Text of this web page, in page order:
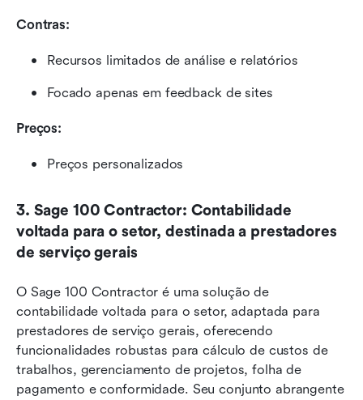
Contras:
Recursos limitados de análise e relatórios
Focado apenas em feedback de sites
Preços:
Preços personalizados
3. Sage 100 Contractor: Contabilidade
voltada para o setor, destinada a prestadores
de serviço gerais
O Sage 100 Contractor é uma solução de
contabilidade voltada para o setor, adaptada para
prestadores de serviço gerais, oferecendo
funcionalidades robustas para cálculo de custos de
trabalhos, gerenciamento de projetos, folha de
pagamento e conformidade. Seu conjunto abrangente